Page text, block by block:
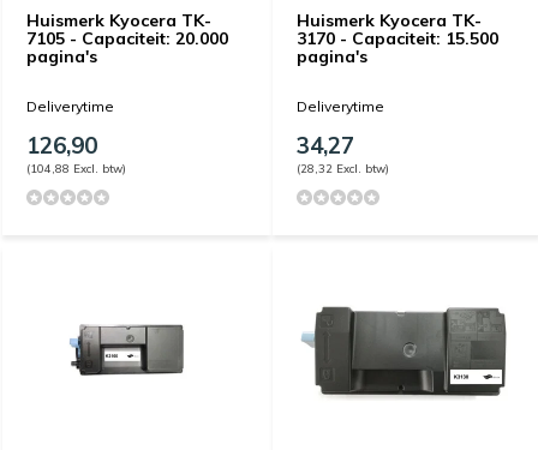
Huismerk Kyocera TK-
7105 - Capaciteit: 20.000
pagina's
Deliverytime
126,90
(104,88 Excl. btw)
Huismerk Kyocera TK-
3170 - Capaciteit: 15.500
pagina's
Deliverytime
34,27
(28,32 Excl. btw)